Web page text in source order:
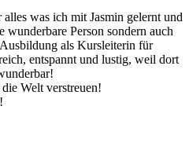
was ich mit Jasmin gelernt und
wunderbare Person sondern auch
als Kursleiterin für
entspannt und lustig, weil dort
Welt verstreuen!